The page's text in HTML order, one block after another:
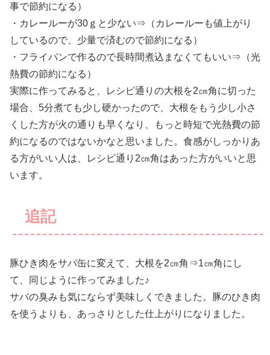
事で節約になる）
・カレールーが30ｇと少ない⇒（カレールーも値上がり
しているので、少量で済むので節約になる）
・フライパンで作るので長時間煮込まなくてもいい⇒（光
熱費の節約になる）
実際に作ってみると、レシピ通りの大根を2㎝角に切った
場合、5分煮ても少し硬かったので、大根をもう少し小さ
くした方が火の通りも早くなり、もっと時短で光熱費の節
約になるのではないかなと思いました。食感がしっかりあ
る方がいい人は、レシピ通り2㎝角はあった方がいいと思
います。
追記
豚ひき肉をサバ缶に変えて、大根を2㎝角⇒1㎝角にし
て、同じように作ってみました♪
サバの臭みも気にならず美味しくできました。豚のひき肉
を使うよりも、あっさりとした仕上がりになりました。